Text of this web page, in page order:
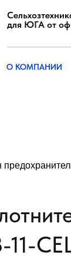
для ЮГА от
О КОМПАНИИ
О КОМПАНИИ